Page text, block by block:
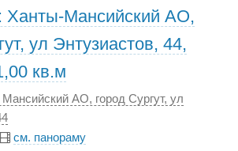
Ханты-Мансийский АО,
ул Энтузиастов, 44,
кв.м
АО, город Сургут, ул
см. панораму